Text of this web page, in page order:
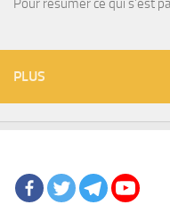
Pour résumer ce qui s’est
PLUS